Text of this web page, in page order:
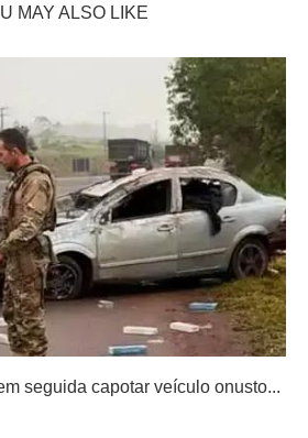
MAY ALSO LIKE
seguida capotar veículo onusto...